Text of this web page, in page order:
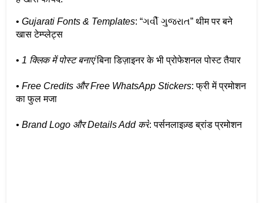
• Gujarati Fonts & Templates: “ગર્વી ગુજરાત” थीम पर बने
खास टेम्प्लेट्स
• 1 क्लिक में पोस्ट बनाएं बिना डिज़ाइनर के भी प्रोफेशनल पोस्ट तैयार
• Free Credits और Free WhatsApp Stickers: फ्री में प्रमोशन
का फुल मजा
• Brand Logo और Details Add करें: पर्सनलाइज़्ड ब्रांड प्रमोशन